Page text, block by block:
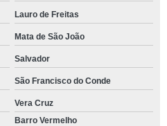
Lauro de Freitas
Mata de São João
Salvador
São Francisco do Conde
Vera Cruz
Barro Vermelho